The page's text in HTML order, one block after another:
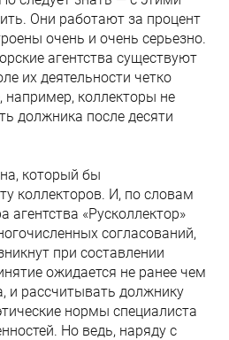
Они работают за процент
очень и очень серьезно.
агентства существуют
их деятельности четко
например, коллекторы не
должника после десяти
который бы
коллекторов. И, по словам
агентства «Русколлектор»
согласований,
при составлении
ожидается не ранее чем
и рассчитывать должнику
нормы специалиста
Но ведь, наряду с